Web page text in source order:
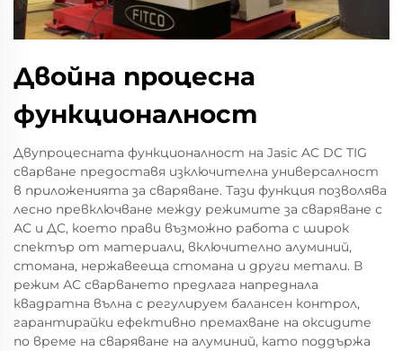
Двойна процесна
функционалност
Двупроцесната функционалност на Jasic AC DC TIG
сварване предоставя изключителна универсалност
в приложенията за сваряване. Тази функция позволява
лесно превключване между режимите за сваряване с
АС и ДC, което прави възможно работа с широк
спектър от материали, включително алуминий,
стомана, нержавееща стомана и други метали. В
режим АС сварването предлага напреднала
квадратна вълна с регулируем балансен контрол,
гарантирайки ефективно премахване на оксидите
по време на сваряване на алуминий, като поддържа